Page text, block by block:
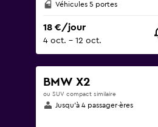
Véhicules 5 portes
18 €/jour
4 oct. - 12 oct.
BMW X2
ou SUV compact similaire
Jusqu’à 4 passager·ères